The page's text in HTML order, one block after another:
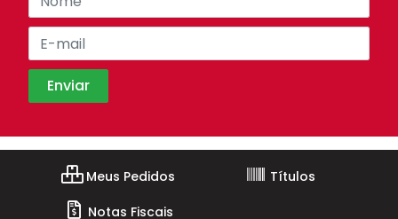
Meus Pedidos
Títulos
Notas Fiscais